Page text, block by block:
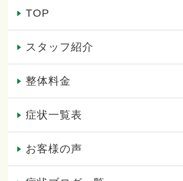
TOP
スタッフ紹介
整体料金
症状一覧表
お客様の声